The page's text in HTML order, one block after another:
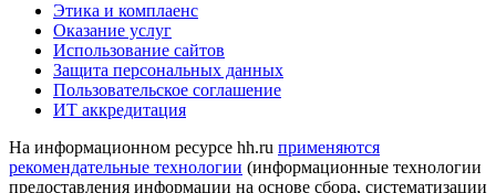
Этика и комплаенс
Оказание услуг
Использование сайтов
Защита персональных данных
Пользовательское соглашение
ИТ аккредитация
На информационном ресурсе hh.ru применяются
рекомендательные технологии (информационные технологии
предоставления информации на основе сбора, систематизации